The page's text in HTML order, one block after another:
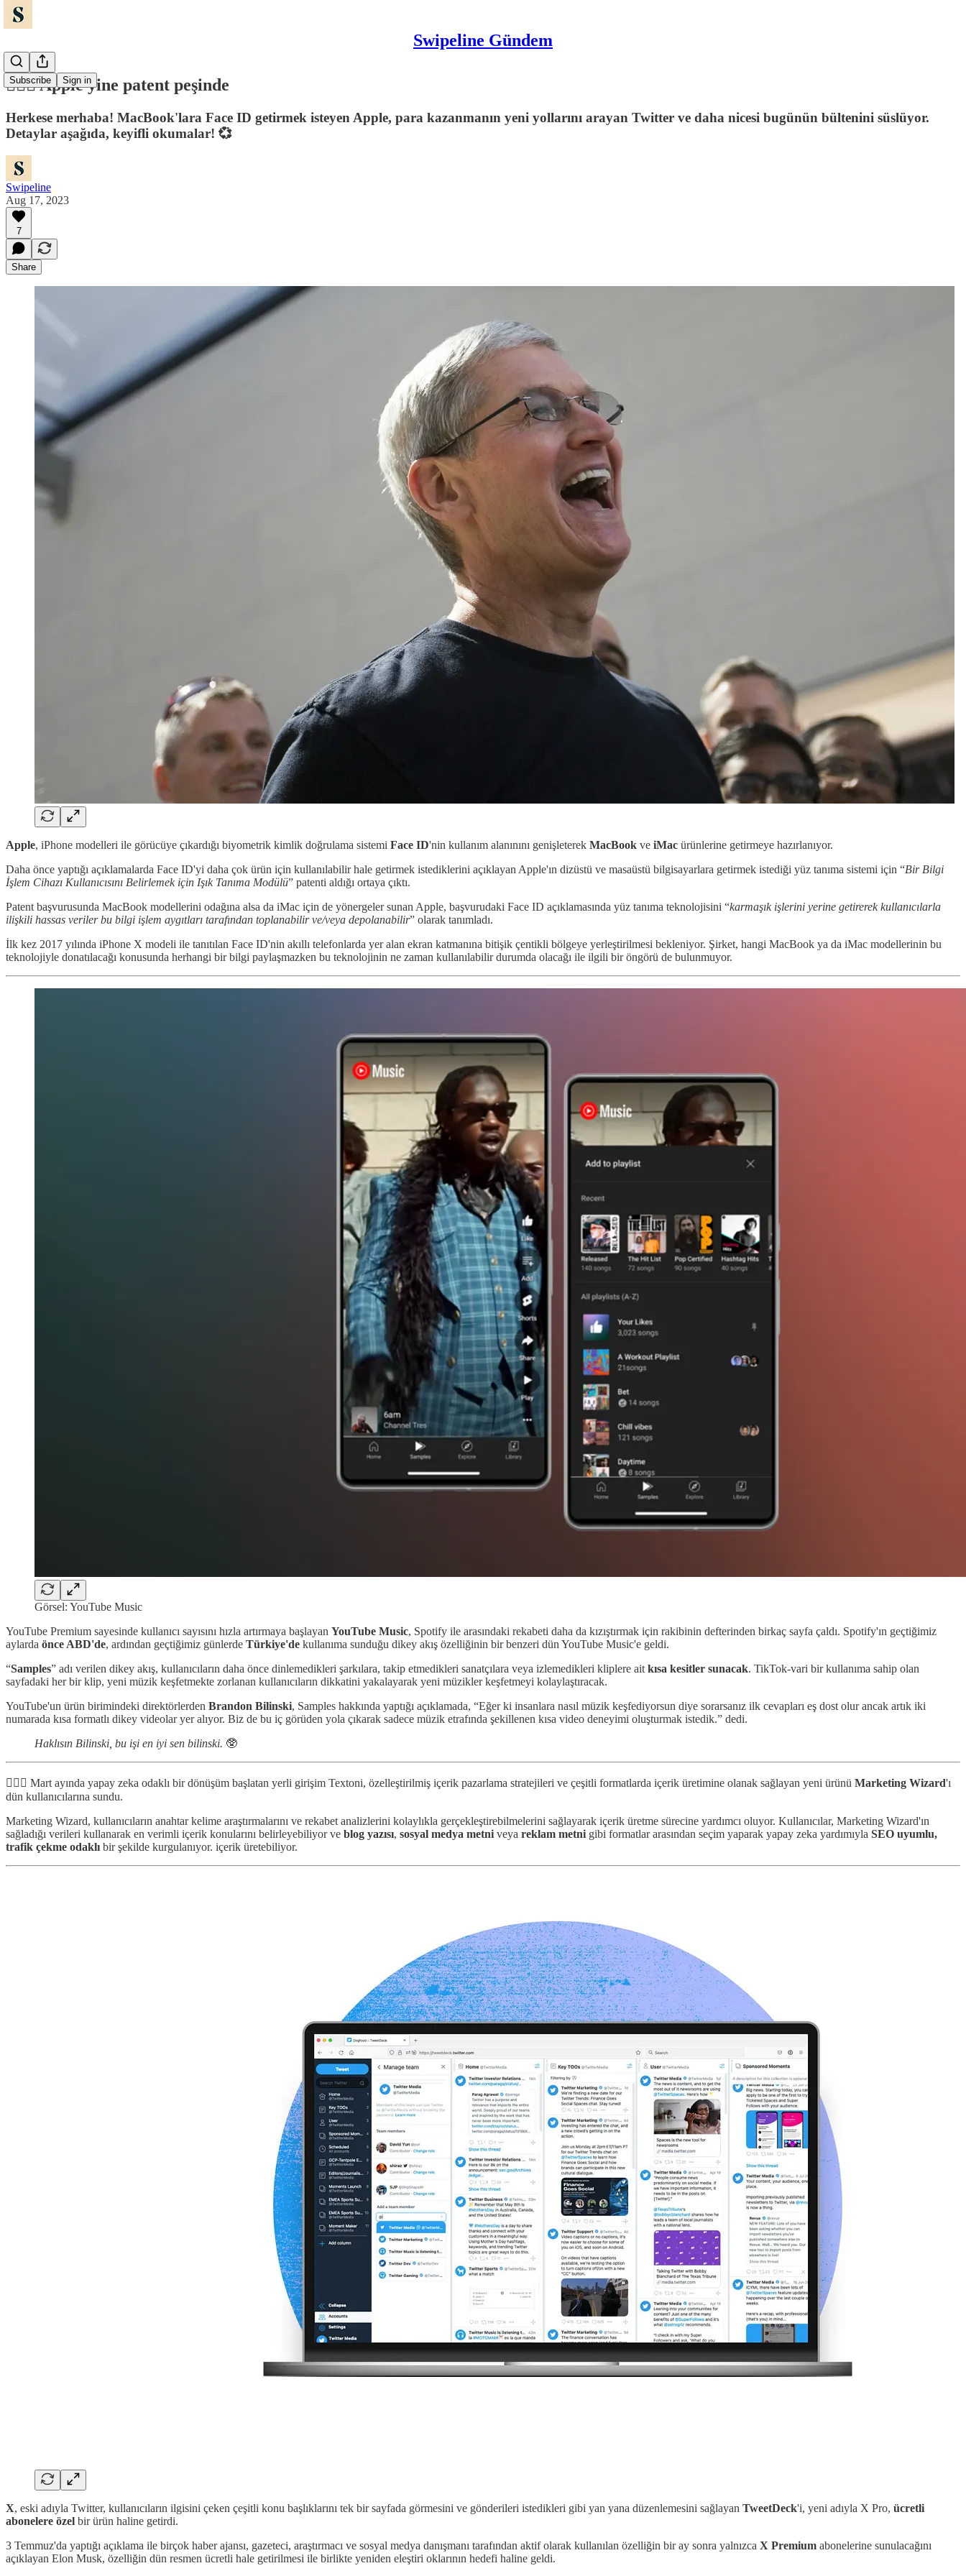
Swipeline Gündem
Subscribe Sign in
🏃🏻‍♂️ Apple yine patent peşinde
Herkese merhaba! MacBook'lara Face ID getirmek isteyen Apple, para kazanmanın yeni yollarını arayan Twitter ve daha nicesi bugünün bültenini süslüyor.
Detaylar aşağıda, keyifli okumalar! 💞
Swipeline
Aug 17, 2023
7
Share
Apple, iPhone modelleri ile görücüye çıkardığı biyometrik kimlik doğrulama sistemi Face ID'nin kullanım alanınını genişleterek MacBook ve iMac ürünlerine getirmeye hazırlanıyor.
Daha önce yaptığı açıklamalarda Face ID'yi daha çok ürün için kullanılabilir hale getirmek istediklerini açıklayan Apple'ın dizüstü ve masaüstü bilgisayarlara getirmek istediği yüz tanıma sistemi için “Bir Bilgi
İşlem Cihazı Kullanıcısını Belirlemek için Işık Tanıma Modülü” patenti aldığı ortaya çıktı.
Patent başvurusunda MacBook modellerini odağına alsa da iMac için de yönergeler sunan Apple, başvurudaki Face ID açıklamasında yüz tanıma teknolojisini “karmaşık işlerini yerine getirerek kullanıcılarla
ilişkili hassas veriler bu bilgi işlem aygıtları tarafından toplanabilir ve/veya depolanabilir” olarak tanımladı.
İlk kez 2017 yılında iPhone X modeli ile tanıtılan Face ID'nin akıllı telefonlarda yer alan ekran katmanına bitişik çentikli bölgeye yerleştirilmesi bekleniyor. Şirket, hangi MacBook ya da iMac modellerinin bu
teknolojiyle donatılacağı konusunda herhangi bir bilgi paylaşmazken bu teknolojinin ne zaman kullanılabilir durumda olacağı ile ilgili bir öngörü de bulunmuyor.
Görsel: YouTube Music
YouTube Premium sayesinde kullanıcı sayısını hızla artırmaya başlayan YouTube Music, Spotify ile arasındaki rekabeti daha da kızıştırmak için rakibinin defterinden birkaç sayfa çaldı. Spotify'ın geçtiğimiz
aylarda önce ABD'de, ardından geçtiğimiz günlerde Türkiye'de kullanıma sunduğu dikey akış özelliğinin bir benzeri dün YouTube Music'e geldi.
“Samples” adı verilen dikey akış, kullanıcıların daha önce dinlemedikleri şarkılara, takip etmedikleri sanatçılara veya izlemedikleri kliplere ait kısa kesitler sunacak. TikTok-vari bir kullanıma sahip olan
sayfadaki her bir klip, yeni müzik keşfetmekte zorlanan kullanıcıların dikkatini yakalayarak yeni müzikler keşfetmeyi kolaylaştıracak.
YouTube'un ürün birimindeki direktörlerden Brandon Bilinski, Samples hakkında yaptığı açıklamada, “Eğer ki insanlara nasıl müzik keşfediyorsun diye sorarsanız ilk cevapları eş dost olur ancak artık iki
numarada kısa formatlı dikey videolar yer alıyor. Biz de bu iç görüden yola çıkarak sadece müzik etrafında şekillenen kısa video deneyimi oluşturmak istedik.” dedi.
Haklısın Bilinski, bu işi en iyi sen bilinski. 🥸
🧙🏻‍♂️ Mart ayında yapay zeka odaklı bir dönüşüm başlatan yerli girişim Textoni, özelleştirilmiş içerik pazarlama stratejileri ve çeşitli formatlarda içerik üretimine olanak sağlayan yeni ürünü Marketing Wizard'ı
dün kullanıcılarına sundu.
Marketing Wizard, kullanıcıların anahtar kelime araştırmalarını ve rekabet analizlerini kolaylıkla gerçekleştirebilmelerini sağlayarak içerik üretme sürecine yardımcı oluyor. Kullanıcılar, Marketing Wizard'ın
sağladığı verileri kullanarak en verimli içerik konularını belirleyebiliyor ve blog yazısı, sosyal medya metni veya reklam metni gibi formatlar arasından seçim yaparak yapay zeka yardımıyla SEO uyumlu,
trafik çekme odaklı bir şekilde kurgulanıyor. içerik üretebiliyor.
X, eski adıyla Twitter, kullanıcıların ilgisini çeken çeşitli konu başlıklarını tek bir sayfada görmesini ve gönderileri istedikleri gibi yan yana düzenlemesini sağlayan TweetDeck'i, yeni adıyla X Pro, ücretli
abonelere özel bir ürün haline getirdi.
3 Temmuz'da yaptığı açıklama ile birçok haber ajansı, gazeteci, araştırmacı ve sosyal medya danışmanı tarafından aktif olarak kullanılan özelliğin bir ay sonra yalnızca X Premium abonelerine sunulacağını
açıklayan Elon Musk, özelliğin dün resmen ücretli hale getirilmesi ile birlikte yeniden eleştiri oklarının hedefi haline geldi.